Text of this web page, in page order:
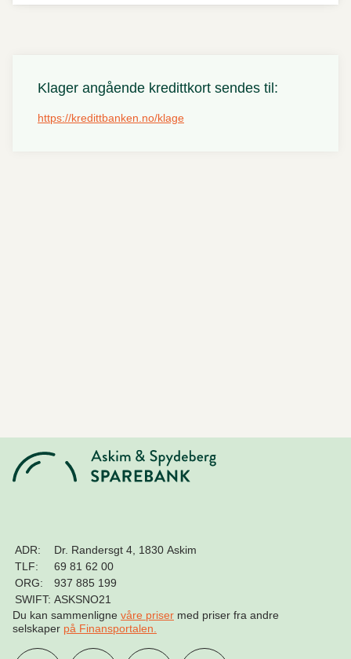
Klager angående kredittkort sendes til:
https://kredittbanken.no/klage
ADR:
Dr. Randersgt 4, 1830 Askim
TLF:
69 81 62 00
ORG:
937 885 199
SWIFT: ASKSNO21
Du kan sammenligne våre priser med priser fra andre
selskaper på Finansportalen